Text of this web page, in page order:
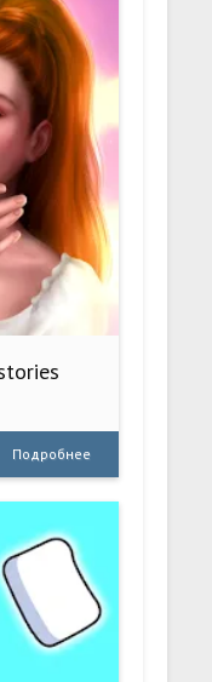
Подробнее